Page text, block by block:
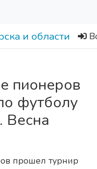
пионеров
футболу
Весна